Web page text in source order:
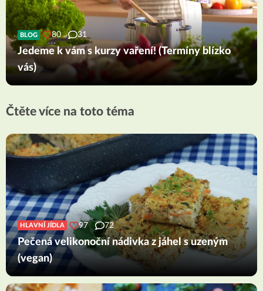
BLOG 80 31
Jedeme k vám s kurzy vaření! (Termíny blízko
vás)
Čtěte více na toto téma
HLAVNÍ JÍDLA 97 72
Pečená velikonoční nádivka z jáhel s uzeným
(vegan)